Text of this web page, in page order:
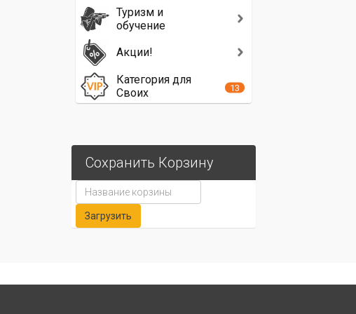
Туризм и
обучение
Акции!
Категория для
Своих
13
Сохранить Корзину